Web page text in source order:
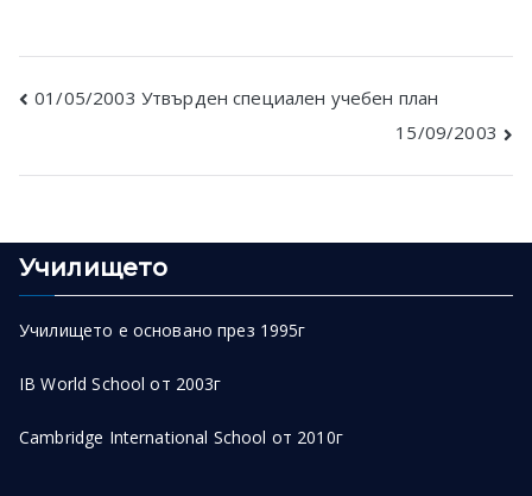
Post
01/05/2003 Утвърден специален учебен план
15/09/2003
Училището
Училището е основано през 1995г
IB World School от 2003г
Cambridge International School от 2010г